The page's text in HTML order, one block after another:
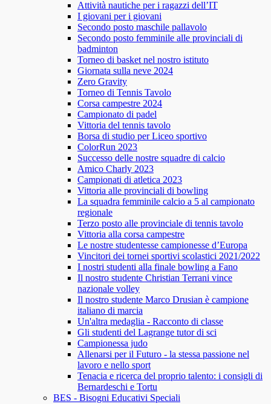
Attività nautiche per i ragazzi dell’IT
I giovani per i giovani
Secondo posto maschile pallavolo
Secondo posto femminile alle provinciali di
badminton
Torneo di basket nel nostro istituto
Giornata sulla neve 2024
Zero Gravity
Torneo di Tennis Tavolo
Corsa campestre 2024
Campionato di padel
Vittoria del tennis tavolo
Borsa di studio per Liceo sportivo
ColorRun 2023
Successo delle nostre squadre di calcio
Amico Charly 2023
Campionati di atletica 2023
Vittoria alle provinciali di bowling
La squadra femminile calcio a 5 al campionato
regionale
Terzo posto alle provinciale di tennis tavolo
Vittoria alla corsa campestre
Le nostre studentesse campionesse d’Europa
Vincitori dei tornei sportivi scolastici 2021/2022
I nostri studenti alla finale bowling a Fano
Il nostro studente Christian Terrani vince
nazionale volley
Il nostro studente Marco Drusian è campione
italiano di marcia
Un'altra medaglia - Racconto di classe
Gli studenti del Lagrange tutor di sci
Campionessa judo
Allenarsi per il Futuro - la stessa passione nel
lavoro e nello sport
Tenacia e ricerca del proprio talento: i consigli di
Bernardeschi e Tortu
BES - Bisogni Educativi Speciali